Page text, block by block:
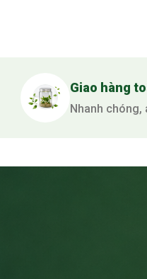
Giao hàng
Nhanh chóng,